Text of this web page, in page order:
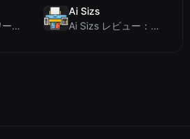
Ai Sleads パスワード強度チェッカーレビュー：ゼロアップロード、リアルタイムエントロピー分析
Ai Sizs
Ai Sizs レビュー：無料でプライベートな画像類似度比較・ぼけ検出ツール